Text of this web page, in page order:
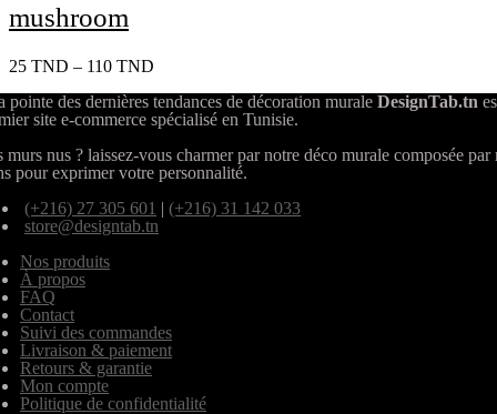
mushroom
25 TND – 110 TND
pointe des dernières tendances de décoration murale DesignTab.tn
site e-commerce spécialisé en Tunisie.
murs nus ? laissez-vous charmer par notre déco murale composée par
pour exprimer votre personnalité.
(+216) 27 305 601 | (+216) 31 142 033
store@designtab.tn
Nos produits
À propos
FAQ
Contact
Suivi des commandes
Livraison & paiement
Retours & garantie
Mon compte
Politique de confidentialité